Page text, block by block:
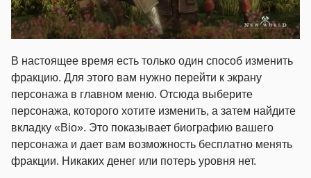
В настоящее время есть только один способ изменить
фракцию. Для этого вам нужно перейти к экрану
персонажа в главном меню. Отсюда выберите
персонажа, которого хотите изменить, а затем найдите
вкладку «Bio». Это показывает биографию вашего
персонажа и дает вам возможность бесплатно менять
фракции. Никаких денег или потерь уровня нет.